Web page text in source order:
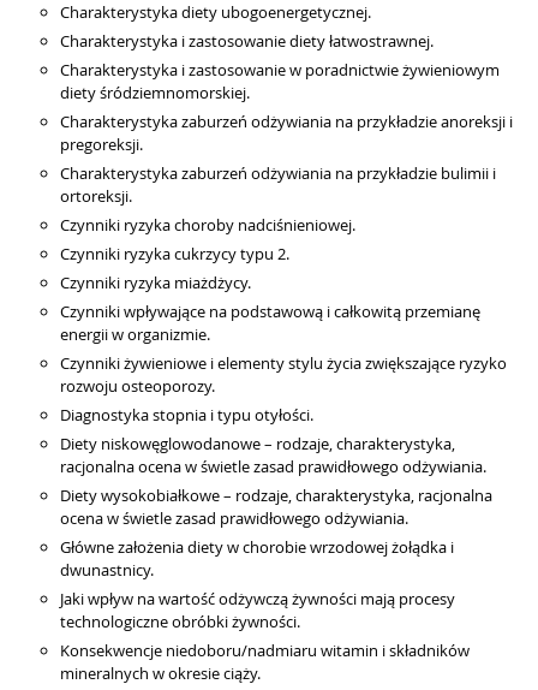
Charakterystyka diety ubogoenergetycznej.
Charakterystyka i zastosowanie diety łatwostrawnej.
Charakterystyka i zastosowanie w poradnictwie żywieniowym
diety śródziemnomorskiej.
Charakterystyka zaburzeń odżywiania na przykładzie anoreksji i
pregoreksji.
Charakterystyka zaburzeń odżywiania na przykładzie bulimii i
ortoreksji.
Czynniki ryzyka choroby nadciśnieniowej.
Czynniki ryzyka cukrzycy typu 2.
Czynniki ryzyka miażdżycy.
Czynniki wpływające na podstawową i całkowitą przemianę
energii w organizmie.
Czynniki żywieniowe i elementy stylu życia zwiększające ryzyko
rozwoju osteoporozy.
Diagnostyka stopnia i typu otyłości.
Diety niskowęglowodanowe – rodzaje, charakterystyka,
racjonalna ocena w świetle zasad prawidłowego odżywiania.
Diety wysokobiałkowe – rodzaje, charakterystyka, racjonalna
ocena w świetle zasad prawidłowego odżywiania.
Główne założenia diety w chorobie wrzodowej żołądka i
dwunastnicy.
Jaki wpływ na wartość odżywczą żywności mają procesy
technologiczne obróbki żywności.
Konsekwencje niedoboru/nadmiaru witamin i składników
mineralnych w okresie ciąży.